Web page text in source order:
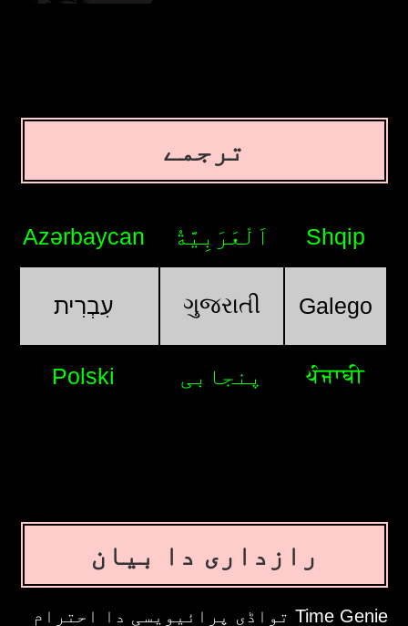
ترجمے
Shqip اَلْعَرَبِيَّةُ Azərbaycan
Galego
ગુજરાતી עִבְרִית
ਪੰਜਾਬੀ پنجابی Polski
رازداری دا بیان
Time Genie تواڈی پرائیویسی دا احترام